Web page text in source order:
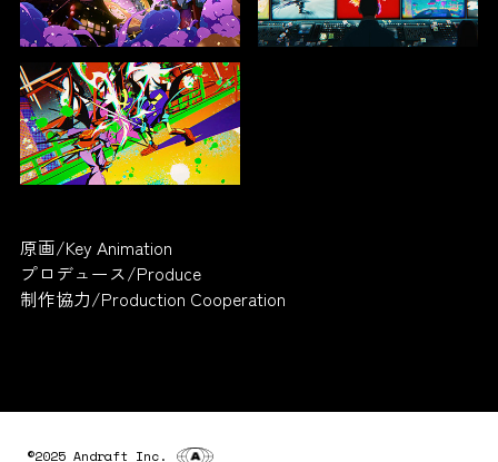
原画/Key Animation
プロデュース/Produce
制作協力/Production Cooperation
©2025 Andraft Inc.